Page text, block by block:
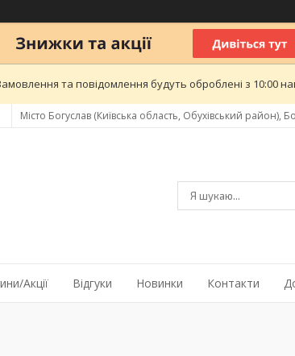
та повідомлення будуть оброблені з 10:00
Місто Богуслав (Київська область, Обухівський район),
Акції Відгуки Новинки Контакти